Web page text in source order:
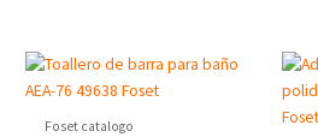
Foset catalogo